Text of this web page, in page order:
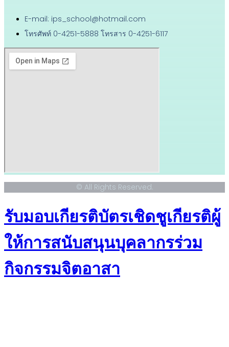
โทรศัพท์ 0-4251-5888 โทรสาร 0-4251-6117
รับมอบเกียรติบัตรเชิดชูเกียรติผู้
ให้การสนับสนุนบุคลากรร่วม
กิจกรรมจิตอาสา